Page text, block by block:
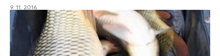
9. 11. 2016